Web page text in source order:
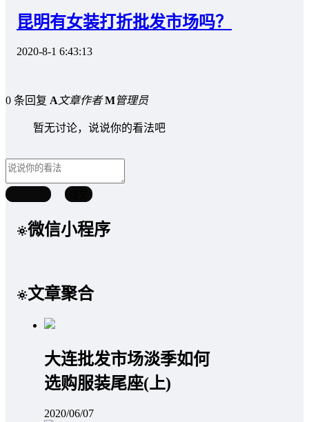
昆明有女装打折批发市场吗？
2020-8-1 6:43:13
0 条回复 A文章作者 M管理员
暂无讨论，说说你的看法吧
微信小程序
文章聚合
大连批发市场淡季如何
选购服装尾座(上)
2020/06/07